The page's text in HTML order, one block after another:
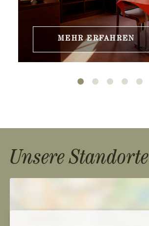
MEHR ERFAHREN
Unsere Standorte